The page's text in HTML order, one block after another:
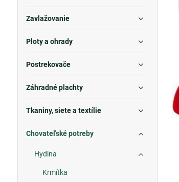
Zavlažovanie
Ploty a ohrady
Postrekovače
Záhradné plachty
Tkaniny, siete a textílie
Chovateľské potreby
Hydina
Krmítka